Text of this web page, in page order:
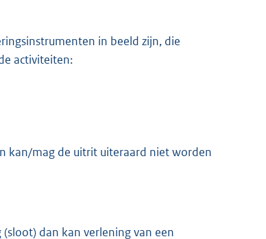
in beeld zijn, die
activiteiten:
kan/mag de uitrit uiteraard niet worden
dan kan verlening van een